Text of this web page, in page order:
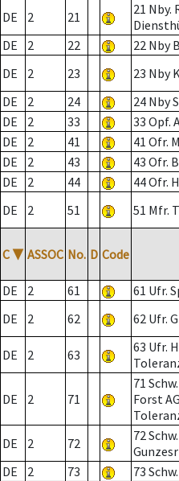
DE 2 21
21 Nby.
DE
2 22 22 Nby
DE
2 23 23 Nby
DE
2 24 24 Nby
DE
2 33 33 Opf.
DE
2 41 41 Ofr.
DE
2 43 43 Ofr.
DE
2 44 44 Ofr.
DE
2 51 51 Mfr.
C ▼ ASSOC No. D Code
DE
2 61 61 Ufr.
DE
2 62 62 Ufr.
DE 2 63
63 Ufr.
DE 2 71
71
Forst
DE 2 72
72 Schw.
DE
2 73 73